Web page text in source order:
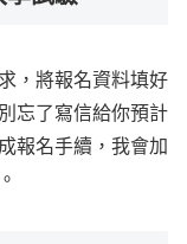
，將報名資料填好
忘了寫信給你預計
報名手續，我會加